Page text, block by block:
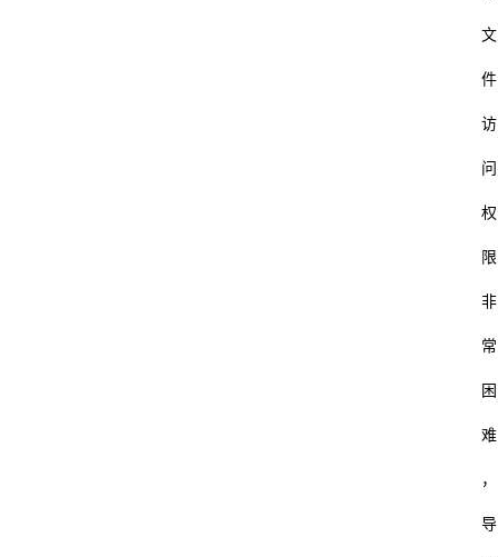
文
件
访
问
权
限
非
常
困
难
，
导